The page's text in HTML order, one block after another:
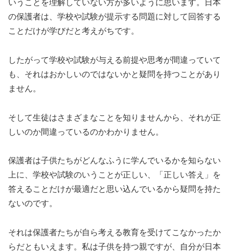
いうことを理解していない方が多いように思います。日本
の保護者は、学校や試験が提示する問題に対して回答する
ことだけが学びだと考えがちです。
したがって学校や試験が与える前提や思考が間違っていて
も、それはおかしいのではないかと疑問を持つことがあり
ません。
そして生徒はさまざまなことを知りませんから、それが正
しいのか間違っているのかわかりません。
保護者は子供たちがどんなふうに学んでいるかを知らない
上に、学校や試験のいうことが正しい、「正しい答え」を
答えることだけが最適だと思い込んでいるから疑問を持た
ないのです。
それは保護者たちが自ら考える教育を受けてこなかったか
らだともいえます。私は子供を持つ親ですが、自分が日本